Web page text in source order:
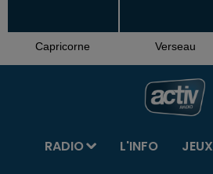
Capricorne Verseau
RADIO L'INFO JEUX